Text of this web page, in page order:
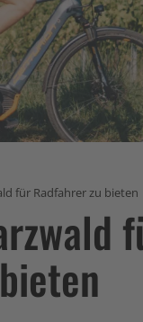
für Radfahrer zu bieten